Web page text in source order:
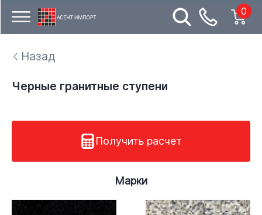
0
Назад
Черные гранитные ступени
Получить расчет
Марки